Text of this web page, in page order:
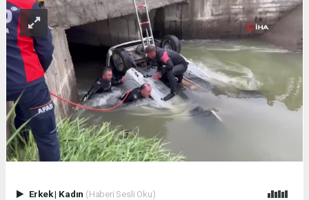
Erkek| Kadın (Haberi Sesli Oku)